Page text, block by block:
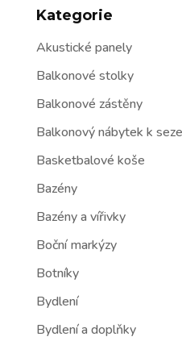
Kategorie
Akustické panely
Balkonové stolky
Balkonové zástěny
Balkonový nábytek k
Basketbalové koše
Bazény
Bazény a vířivky
Boční markýzy
Botníky
Bydlení
Bydlení a doplňky